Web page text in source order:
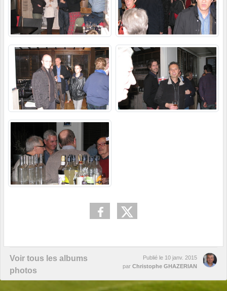
Voir tous les albums
photos
Publié le 10 janv. 2015
par Christophe GHAZERIAN